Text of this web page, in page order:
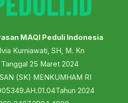
MAQI Peduli Indonesia
Kurniawati, SH, M. Kn
25 Maret 2024
(SK) MENKUMHAM RI
2024